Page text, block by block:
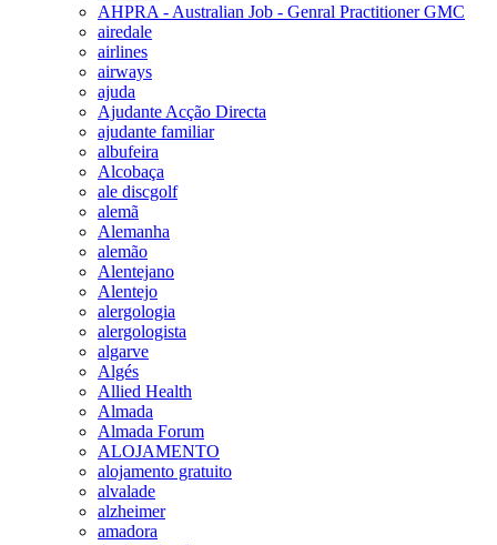
AHPRA - Australian Job - Genral Practitioner GMC
airedale
airlines
airways
ajuda
Ajudante Acção Directa
ajudante familiar
albufeira
Alcobaça
ale discgolf
alemã
Alemanha
alemão
Alentejano
Alentejo
alergologia
alergologista
algarve
Algés
Allied Health
Almada
Almada Forum
ALOJAMENTO
alojamento gratuito
alvalade
alzheimer
amadora